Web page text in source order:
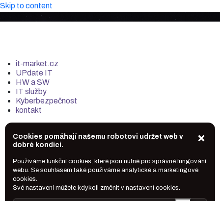
Skip to content
it-market.cz
UPdate IT
HW a SW
IT služby
Kyberbezpečnost
kontakt
Cookies pomáhají našemu robotovi udržet web v
dobré kondici.
Používáme funkční cookies, které jsou nutné pro správné fungování
webu. Se souhlasem také používáme analytické a marketingové
cookies.
Své nastavení můžete kdykoli změnit v nastavení cookies.